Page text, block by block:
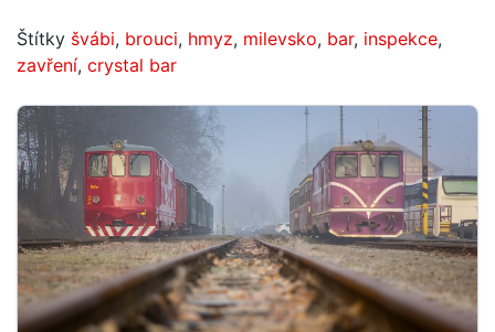
Štítky švábi, brouci, hmyz, milevsko, bar, inspekce,
zavření, crystal bar